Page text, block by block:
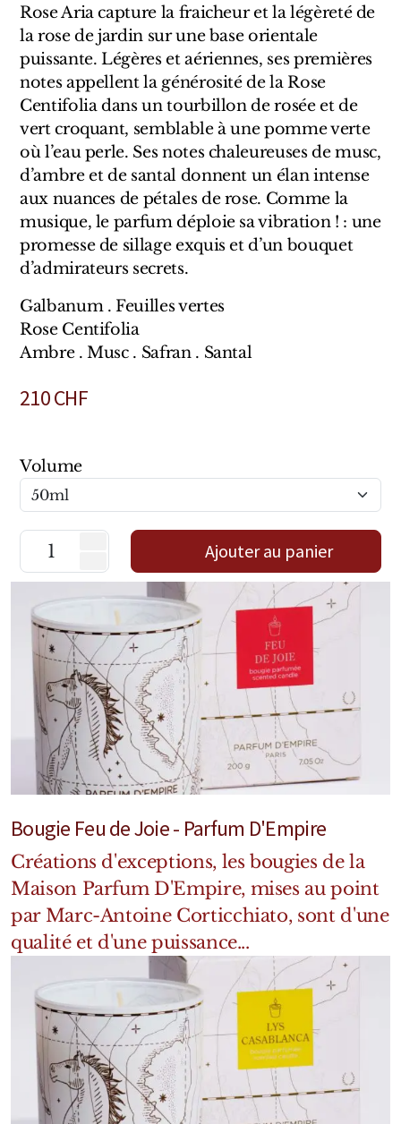
Rose Aria capture la fraicheur et la légèreté de
la rose de jardin sur une base orientale
puissante. Légères et aériennes, ses premières
notes appellent la générosité de la Rose
Centifolia dans un tourbillon de rosée et de
vert croquant, semblable à une pomme verte
où l’eau perle. Ses notes chaleureuses de musc,
d’ambre et de santal donnent un élan intense
aux nuances de pétales de rose. Comme la
musique, le parfum déploie sa vibration ! : une
promesse de sillage exquis et d’un bouquet
d’admirateurs secrets.
Galbanum . Feuilles vertes
Rose Centifolia
Ambre . Musc . Safran . Santal
210CHF
Volume
Ajouter au panier
Bougie Feu de Joie - Parfum D'Empire
Créations d'exceptions, les bougies de la
Maison Parfum D'Empire, mises au point
par Marc-Antoine Corticchiato, sont d'une
qualité et d'une puissance...
Sensatio
Trudon
Marques Italiennes
Eau D'Italie
Santa Maria Novella
Profumum Roma
Marques Suisses
Créateur Olfactif Genève
Pernoire
Sam William
Pure Distance
Clive Christian
Marques Argentines
Altaia
Pour Lui
Pour Elle
Mixte
Bougies
Diffuseurs
Cosmétiques